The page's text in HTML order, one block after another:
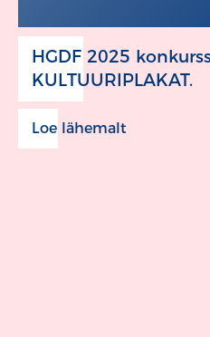
HGDF 2025
KULTUURIPLAKAT.
Loe lähemalt